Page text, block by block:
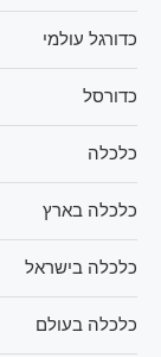
כדורגל עולמי
כדורסל
כלכלה
כלכלה בארץ
כלכלה בישראל
כלכלה בעולם